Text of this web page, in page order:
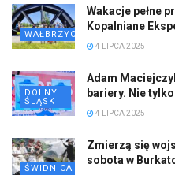
WAŁBRZYCH
Wakacje pełne
Kopalniane
4 LIPCA 2025
DOLNY
ŚLĄSK
Adam
bariery. Nie
4 LIPCA 2025
ŚWIDNICA
Zmierzą się
sobota w